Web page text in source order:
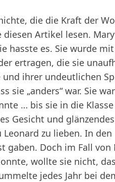
die die Kraft der
Artikel lesen.
hasste es. Sie wurde
ertragen, die sie
ihrer undeutlichen
sie „anders“ war. Sie
… bis sie in die
Gesicht und
zu lieben. In
Doch im Fall von
wollte sie nicht,
jedes Jahr bei